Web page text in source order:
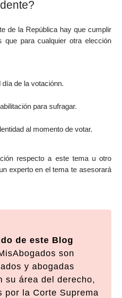
de la República hay que cumplir
que para cualquier otra elección
de la votaciónn.
para sufragar.
al momento de votar.
respecto a este tema u otro
experto en el tema te asesorará
de este Blog
son
y abogadas
su área del derecho,
por la Corte Suprema